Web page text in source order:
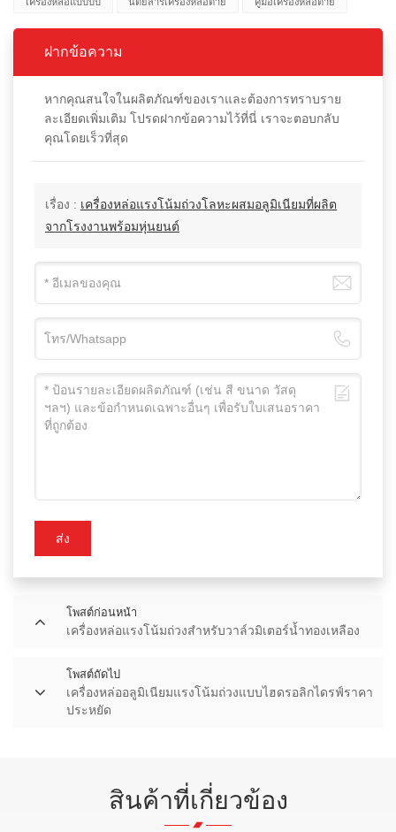
ฝากข้อความ
หากคุณสนใจในผลิตภัณฑ์ของเราและต้องการทราบราย
ละเอียดเพิ่มเติม โปรดฝากข้อความไว้ที่นี่ เราจะตอบกลับ
คุณโดยเร็วที่สุด
เรื่อง : เครื่องหล่อแรงโน้มถ่วงโลหะผสมอลูมิเนียมที่ผลิต
จากโรงงานพร้อมหุ่นยนต์
ส่ง
โพสต์ก่อนหน้า
เครื่องหล่อแรงโน้มถ่วงสำหรับวาล์วมิเตอร์น้ำทองเหลือง
โพสต์ถัดไป
เครื่องหล่ออลูมิเนียมแรงโน้มถ่วงแบบไฮดรอลิกไดรฟ์ราคา
ประหยัด
สินค้าที่เกี่ยวข้อง